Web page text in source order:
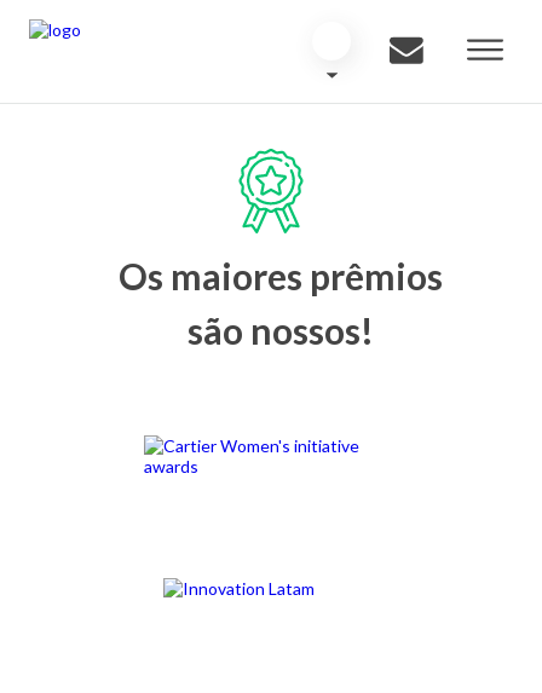
Os maiores prêmios
são nossos!